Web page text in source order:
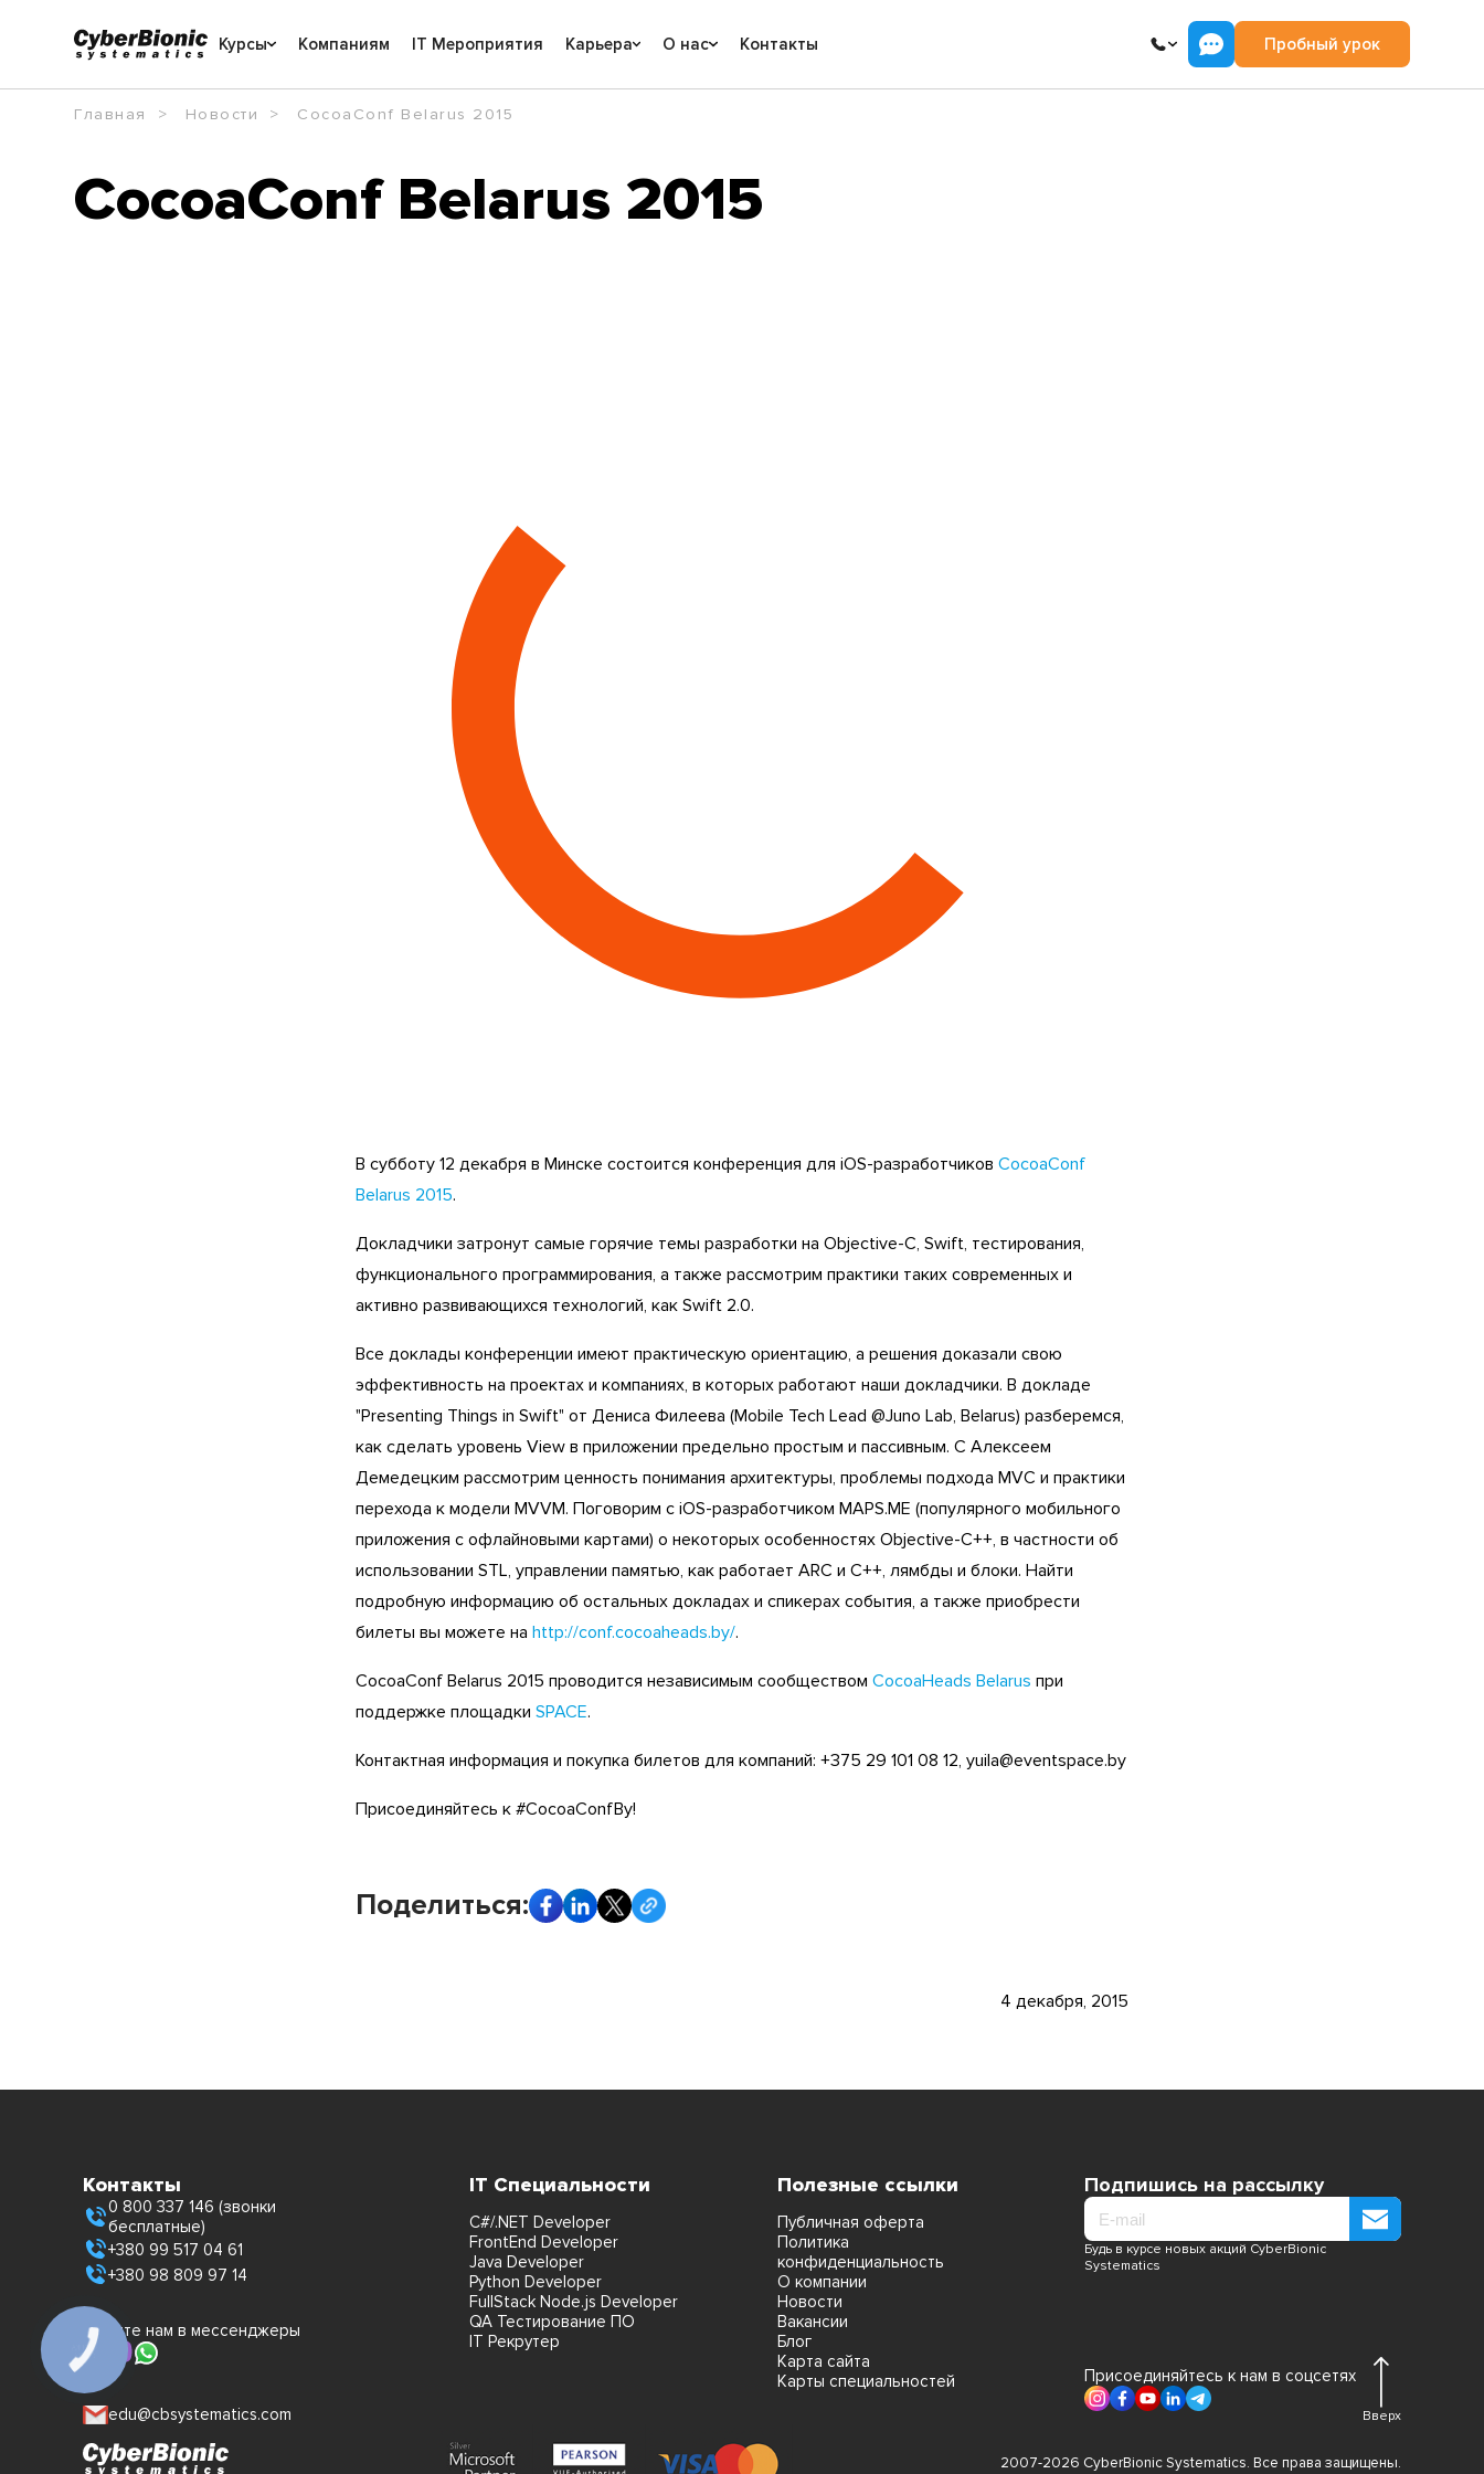
Курсы Компаниям IT Мероприятия Карьера О нас Контакты Пробный урок
Главная Новости CocoaConf Belarus 2015
CocoaConf Belarus 2015
В субботу 12 декабря в Минске состоится конференция для iOS-разработчиков CocoaConf
Belarus 2015.
Докладчики затронут самые горячие темы разработки на Objective-C, Swift, тестирования,
функционального программирования, а также рассмотрим практики таких современных и
активно развивающихся технологий, как Swift 2.0.
Все доклады конференции имеют практическую ориентацию, а решения доказали свою
эффективность на проектах и компаниях, в которых работают наши докладчики. В докладе
"Presenting Things in Swift" от Дениса Филеева (Mobile Tech Lead @Juno Lab, Belarus) разберемся,
как сделать уровень View в приложении предельно простым и пассивным. С Алексеем
Демедецким рассмотрим ценность понимания архитектуры, проблемы подхода MVC и практики
перехода к модели MVVM. Поговорим c iOS-разработчиком MAPS.ME (популярного мобильного
приложения c офлайновыми картами) о некоторых особенностях Objective-C++, в частности об
использовании STL, управлении памятью, как работает ARC и C++, лямбды и блоки. Найти
подробную информацию об остальных докладах и спикерах события, а также приобрести
билеты вы можете на http://conf.cocoaheads.by/.
CocoaConf Belarus 2015 проводится независимым сообществом CocoaHeads Belarus при
поддержке площадки SPACE.
Контактная информация и покупка билетов для компаний: +375 29 101 08 12, yuila@eventspace.by
Присоединяйтесь к #CocoaConfBy!
Поделиться:
4 декабря, 2015
Контакты
0 800 337 146 (звонки
бесплатные)
+380 99 517 04 61
+380 98 809 97 14
Пишите нам в мессенджеры
edu@cbsystematics.com
IT Специальности
C#/.NET Developer
FrontEnd Developer
Java Developer
Python Developer
FullStack Node.js Developer
QA Тестирование ПО
IT Рекрутер
Полезные ссылки
Публичная оферта
Политика
конфиденциальность
О компании
Новости
Вакансии
Блог
Карта сайта
Карты специальностей
Подпишись на рассылку
Будь в курсе новых акций CyberBionic
Systematics
Присоединяйтесь к нам в соцсетях
Вверх
2007-2026 CyberBionic Systematics. Все права защищены.